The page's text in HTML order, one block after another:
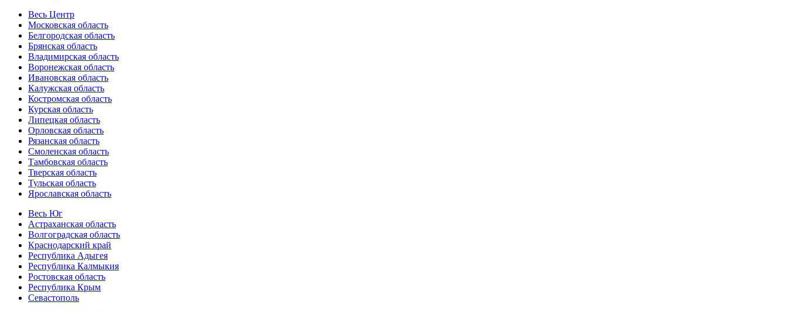
Весь Центр
Московская область
Белгородская область
Брянская область
Владимирская область
Воронежская область
Ивановская область
Калужская область
Костромская область
Курская область
Липецкая область
Орловская область
Рязанская область
Смоленская область
Тамбовская область
Тверская область
Тульская область
Ярославская область
Весь Юг
Астраханская область
Волгоградская область
Краснодарский край
Республика Адыгея
Республика Калмыкия
Ростовская область
Республика Крым
Севастополь